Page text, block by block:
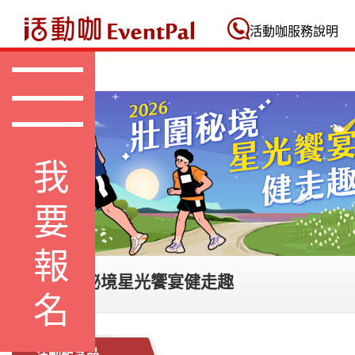
活動咖 Eventpal
活動咖服務說明
我要報名
2026 壯圍秘境星光饗宴健走趣